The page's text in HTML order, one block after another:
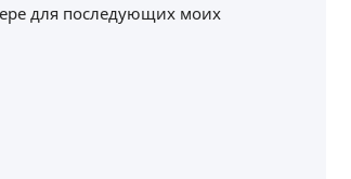
для последующих моих